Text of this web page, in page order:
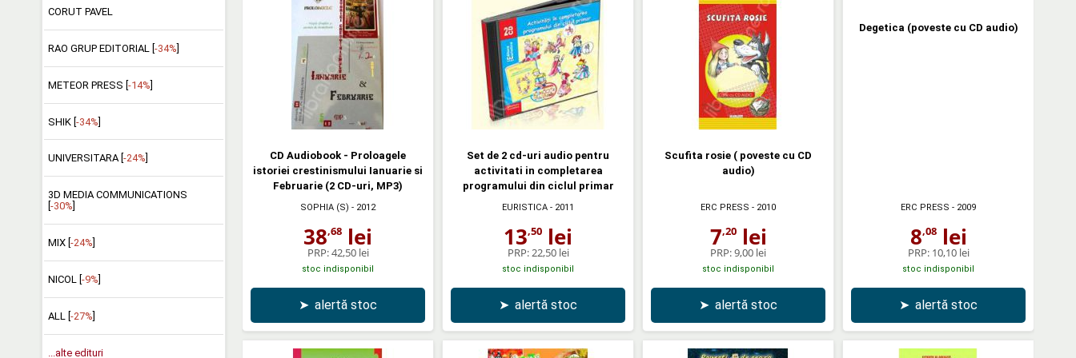
CORUT PAVEL
RAO GRUP EDITORIAL [ -34%
METEOR PRESS [-14%]
SHIK [-34%]
UNIVERSITARA [ -24%
3D MEDIA COMMUNICATIONS
-30%
MIX [ -24%
NICOL [ -9%
ALL [ -27%
...alte edituri
CD Audiobook - Proloagele
istoriei crestinismului Ianuarie si
Februarie (2 CD-uri, MP3)
SOPHIA (S) - 2012
38,68 lei
PRP:42,50 lei
stoc indisponibil
➤ alertă stoc
Set de 2 cd-uri audio pentru
activitati in completarea
programului din ciclul primar
EURISTICA - 2011
13,50 lei
PRP: 22,50 lei
stoc indisponibil
➤ alertă stoc
Scufita rosie ( poveste cu CD
audio)
ERC PRESS - 2010
7,20lei
PRP:9,00 lei
stoc indisponibil
➤ alertă stoc
Degetica (poveste cu CD audio)
ERC PRESS - 2009
8,08lei
PRP: 10,10 lei
stoc indisponibil
➤ alertă stoc